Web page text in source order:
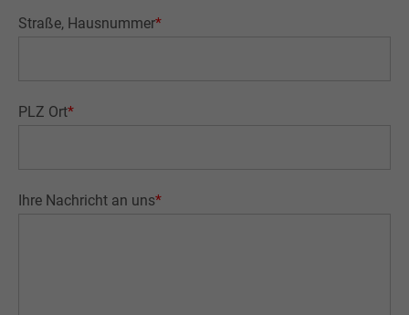
Straße, Hausnummer*
PLZ Ort*
Ihre Nachricht an uns*